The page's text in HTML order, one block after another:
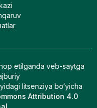
etilganda veb-saytga
litsenziya bo‘yicha
Attribution 4.0